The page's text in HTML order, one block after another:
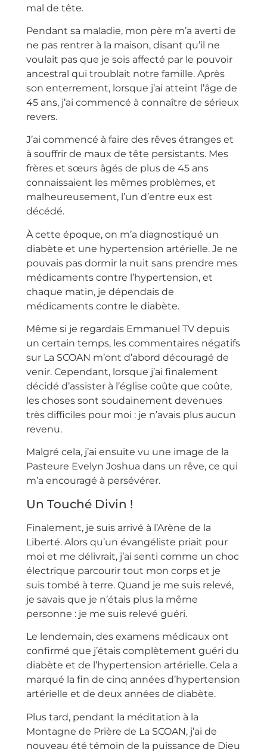
mal de tête.
Pendant sa maladie, mon père m’a averti de
ne pas rentrer à la maison, disant qu’il ne
voulait pas que je sois affecté par le pouvoir
ancestral qui troublait notre famille. Après
son enterrement, lorsque j’ai atteint l’âge de
45 ans, j’ai commencé à connaître de sérieux
revers.
J’ai commencé à faire des rêves étranges et
à souffrir de maux de tête persistants. Mes
frères et sœurs âgés de plus de 45 ans
connaissaient les mêmes problèmes, et
malheureusement, l’un d’entre eux est
décédé.
À cette époque, on m’a diagnostiqué un
diabète et une hypertension artérielle. Je ne
pouvais pas dormir la nuit sans prendre mes
médicaments contre l’hypertension, et
chaque matin, je dépendais de
médicaments contre le diabète.
Même si je regardais Emmanuel TV depuis
un certain temps, les commentaires négatifs
sur La SCOAN m’ont d’abord découragé de
venir. Cependant, lorsque j’ai finalement
décidé d’assister à l’église coûte que coûte,
les choses sont soudainement devenues
très difficiles pour moi : je n’avais plus aucun
revenu.
Malgré cela, j’ai ensuite vu une image de la
Pasteure Evelyn Joshua dans un rêve, ce qui
m’a encouragé à persévérer.
Un Touché Divin !
Finalement, je suis arrivé à l’Arène de la
Liberté. Alors qu’un évangéliste priait pour
moi et me délivrait, j’ai senti comme un choc
électrique parcourir tout mon corps et je
suis tombé à terre. Quand je me suis relevé,
je savais que je n’étais plus la même
personne : je me suis relevé guéri.
Le lendemain, des examens médicaux ont
confirmé que j’étais complètement guéri du
diabète et de l’hypertension artérielle. Cela a
marqué la fin de cinq années d’hypertension
artérielle et de deux années de diabète.
Plus tard, pendant la méditation à la
Montagne de Prière de La SCOAN, j’ai de
nouveau été témoin de la puissance de Dieu